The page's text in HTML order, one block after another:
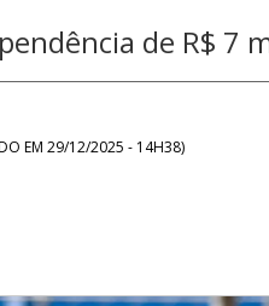
de R$ 7
EM 29/12/2025 - 14H38)